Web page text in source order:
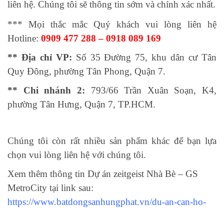
liên hệ. Chúng tôi sẽ thông tin sớm và chính xác nhất.
*** Mọi thắc mắc Quý khách vui lòng liên hệ
Hotline: 0909 477 288 – 0918 089 169
** Địa chỉ VP: Số 35 Đường 75, khu dân cư Tân
Quy Đông, phường Tân Phong, Quận 7.
** Chi nhánh 2: 793/66 Trần Xuân Soạn, K4,
phường Tân Hưng, Quận 7, TP.HCM.
Chúng tôi còn rất nhiều sản phẩm khác để bạn lựa
chọn vui lòng liên hệ với chúng tôi.
Xem thêm thông tin Dự án zeitgeist Nhà Bè – GS
MetroCity tại link sau:
https://www.batdongsanhungphat.vn/du-an-can-ho-